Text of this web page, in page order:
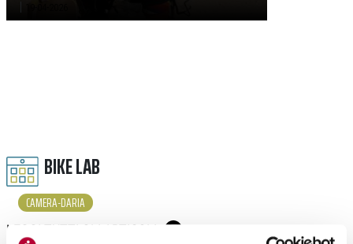
BIKE LAB
CAMERA-DARIA
LEGGI TUTTI GLI ARTICOLI